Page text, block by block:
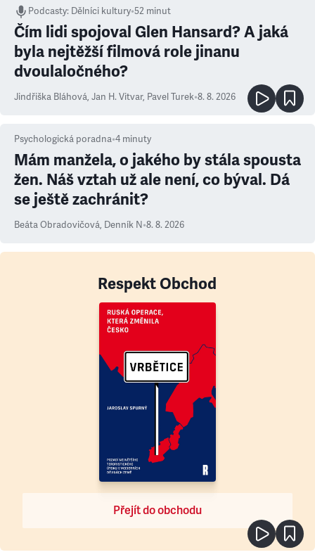
Podcasty: Dělníci kultury•52 minut
Čím lidi spojoval Glen Hansard? A jaká
byla nejtěžší filmová role jinanu
dvoulaločného?
Jindřiška Bláhová, Jan H. Vitvar, Pavel Turek•8. 8. 2026
Psychologická poradna•4 minuty
Mám manžela, o jakého by stála spousta
žen. Náš vztah už ale není, co býval. Dá
se ještě zachránit?
Beáta Obradovičová, Denník N•8. 8. 2026
Respekt Obchod
Přejít do obchodu